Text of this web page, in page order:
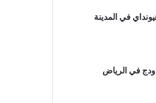
في المدينة
في الرياض